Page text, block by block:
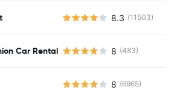
8.3 (11503)
Car Rental 8 (483)
8 (6965)